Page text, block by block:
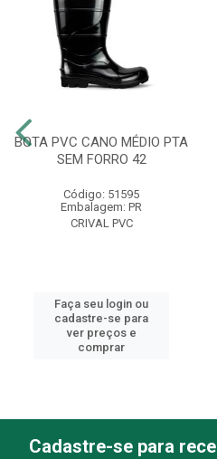
BOTA PVC CANO MÉDIO PTA
SEM FORRO 42
Código: 51595
Embalagem: PR
CRIVAL PVC
Faça seu login ou
cadastre-se para
ver preços e
comprar
Cadastre-se para